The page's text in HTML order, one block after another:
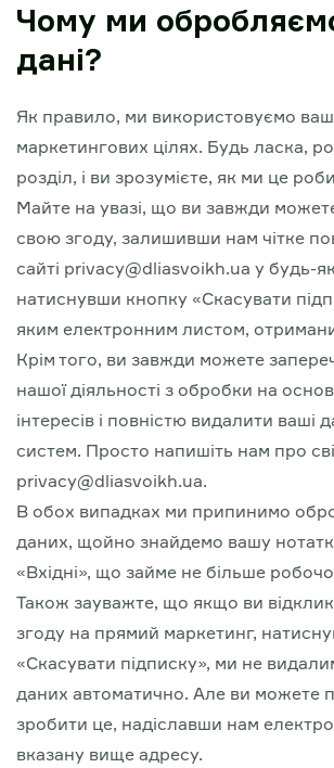
Чому ми
дані?
Як правило, ми використовуємо
маркетингових цілях. Будь ласка,
розділ, і ви зрозумієте, як ми це
Майте на увазі, що ви завжди
свою згоду, залишивши нам чітке
сайті privacy@dliasvoikh.ua у будь-
натиснувши кнопку «Скасувати
яким електронним листом,
Крім того, ви завжди можете
нашої діяльності з обробки на
інтересів і повністю видалити ваші
систем. Просто напишіть нам про
privacy@dliasvoikh.ua.
В обох випадках ми припинимо
даних, щойно знайдемо вашу
«Вхідні», що займе не більше
Також зауважте, що якщо ви
згоду на прямий маркетинг,
«Скасувати підписку», ми не
даних автоматично. Але ви можете
зробити це, надіславши нам
вказану вище адресу.